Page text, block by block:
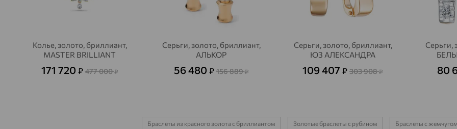
Колье, золото, бриллиант,
MASTER BRILLIANT
171 720 ₽ 477 000₽
Серьги, золото, бриллиант,
АЛЬКОР
56 480 ₽ 156 889₽
Серьги, золото, бриллиант,
ЮЗ АЛЕКСАНДРА
109 407 ₽ 303 908₽
Серьги,
80
Браслеты из красного золота с бриллиантом Золотые браслеты с рубином Браслеты с
Актюбинский, Азнакаевский район
Алейск доставка